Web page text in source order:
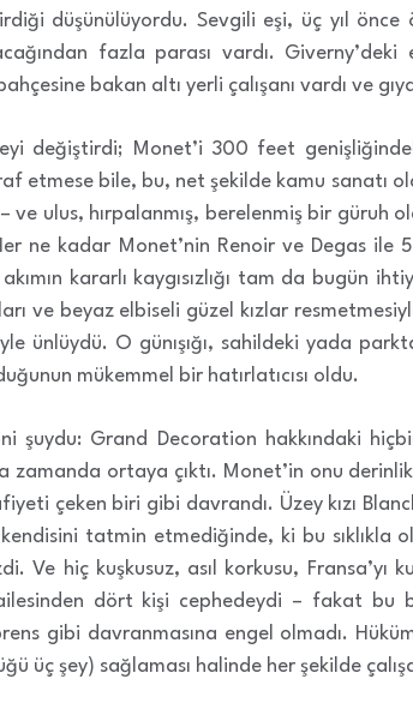
düşünülüyordu. Sevgili eşi, üç yıl
fazla parası vardı.
bakan altı yerli çalışanı vardı ve
değiştirdi; Monet’i 300 feet
etmese bile, bu, net şekilde kamu sanatı
ve ulus, hırpalanmış, berelenmiş bir güruh
ne kadar Monet’nin Renoir ve Degas ile
kararlı kaygısızlığı tam da bugün
ve beyaz elbiseli güzel kızlar
ünlüydü. O günışığı, sahildeki yada
mükemmel bir hatırlatıcısı oldu.
şuydu: Grand Decoration hakkındaki
zamanda ortaya çıktı. Monet’in onu
çeken biri gibi davrandı. Üzey kızı
kendisini tatmin etmediğinde, ki bu
Ve hiç kuşkusuz, asıl korkusu,
dört kişi cephedeydi – fakat bu
gibi davranmasına engel olmadı.
üç şey) sağlaması halinde her şekilde